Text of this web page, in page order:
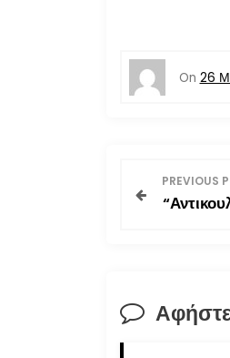
On 26
ή
γ
PREVIOUS